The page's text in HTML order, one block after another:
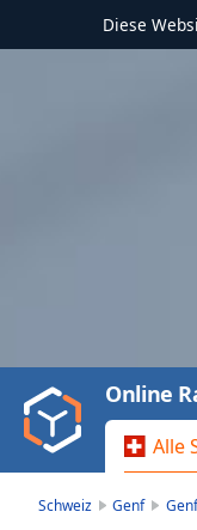
Diese
Video
Play
Backward
Skip
Alle
Online
Schweiz Genf Genf